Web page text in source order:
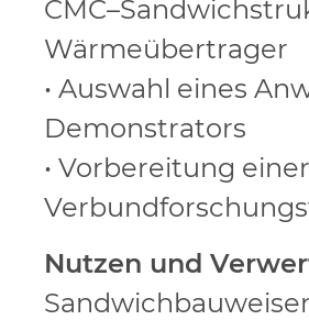
CMC–
Wärmeübertrager
• Auswahl eines
Demonstrators
• Vorbereitung
Nutzen und